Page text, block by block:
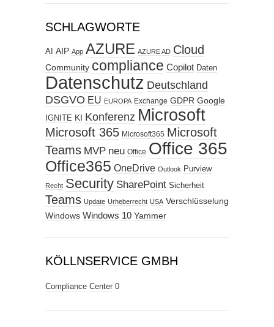
SCHLAGWORTE
AI AIP App AZURE AZURE AD Cloud
Community compliance Copilot Daten
Datenschutz Deutschland
DSGVO EU EUROPA Exchange GDPR Google
IGNITE KI Konferenz Microsoft
Microsoft 365 Microsoft365 Microsoft
Teams MVP neu Office Office 365
Office365 OneDrive Outlook Purview
Recht Security SharePoint Sicherheit
Teams Update Urheberrecht USA Verschlüsselung
Windows Windows 10 Yammer
KÖLLNSERVICE GMBH
Compliance Center 0